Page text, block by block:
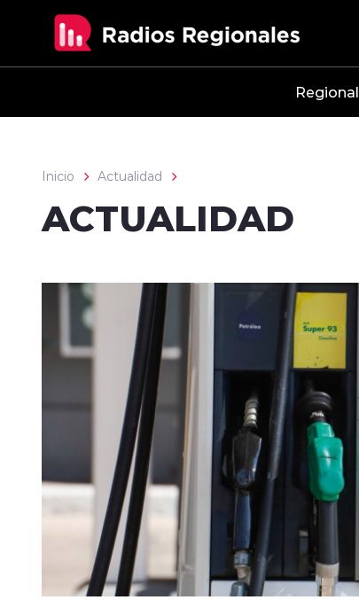
Inicio Actualidad
ACTUALIDAD